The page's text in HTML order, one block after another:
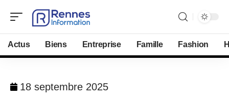
Actus Biens Entreprise Famille Fashion
18 septembre 2025